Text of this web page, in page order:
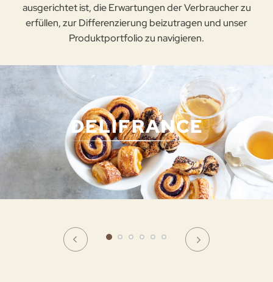
ausgerichtet ist, die Erwartungen der Verbraucher zu
erfüllen, zur Differenzierung beizutragen und unser
Produktportfolio zu navigieren.
DELIFRANCE